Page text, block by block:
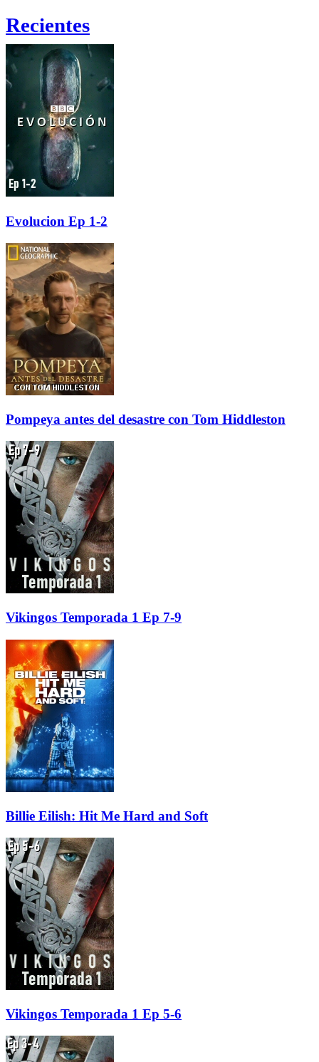
Recientes
Evolucion Ep 1-2
Pompeya antes del desastre con Tom Hiddleston
Vikingos Temporada 1 Ep 7-9
Billie Eilish: Hit Me Hard and Soft
Vikingos Temporada 1 Ep 5-6